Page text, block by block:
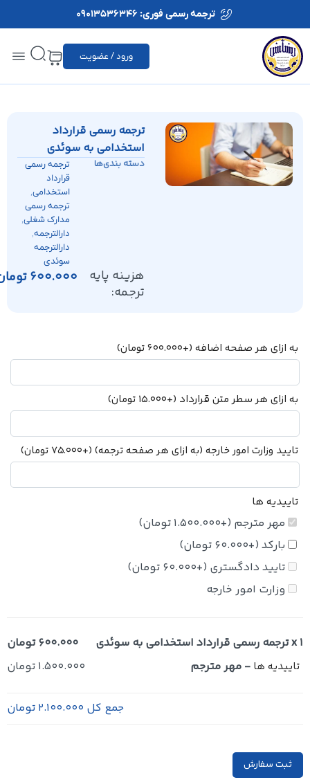
ترجمه رسمی فوری: 09013536346
ورود / عضویت
ترجمه رسمی قرارداد
استخدامی به سوئدی
دسته بندی‌ها
ترجمه رسمی
قرارداد
استخدامی,
ترجمه رسمی
مدارک شغلی,
دارالترجمه,
دارالترجمه
سوئدی
هزینه پایه
ترجمه:
600.000تومان
به ازای هر صفحه اضافه(+
600.000تومان)
به ازای هر سطر متن قرارداد(+
15.000تومان)
تایید وزارت امور خارجه (به ازای هر صفحه ترجمه)(+
75.000تومان)
تاییدیه ها
مهر مترجم(+
1.500.000تومان)
بارکد(+
60.000تومان)
تایید دادگستری(+
60.000تومان)
وزارت امور خارجه
x 1ترجمه رسمی قرارداد استخدامی به سوئدی 600.000 تومان
تاییدیه ها-مهر مترجم 1.500.000 تومان
جمع کل2.100.000 تومان
ثبت سفارش